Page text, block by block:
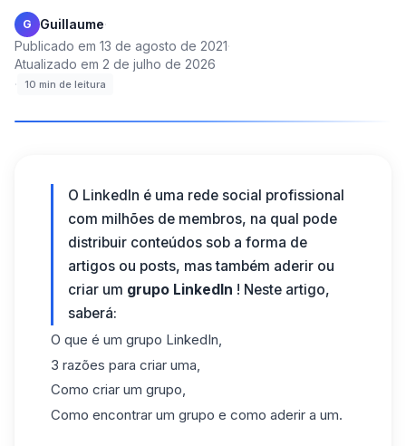
G Guillaume·
Publicado em 13 de agosto de 2021·
Atualizado em 2 de julho de 2026
·
10 min de leitura
O LinkedIn é uma rede social profissional
com milhões de membros, na qual pode
distribuir conteúdos sob a forma de
artigos ou posts, mas também aderir ou
criar um grupo LinkedIn ! Neste artigo,
saberá:
O que é um grupo LinkedIn,
3 razões para criar uma,
Como criar um grupo,
Como encontrar um grupo e como aderir a um.